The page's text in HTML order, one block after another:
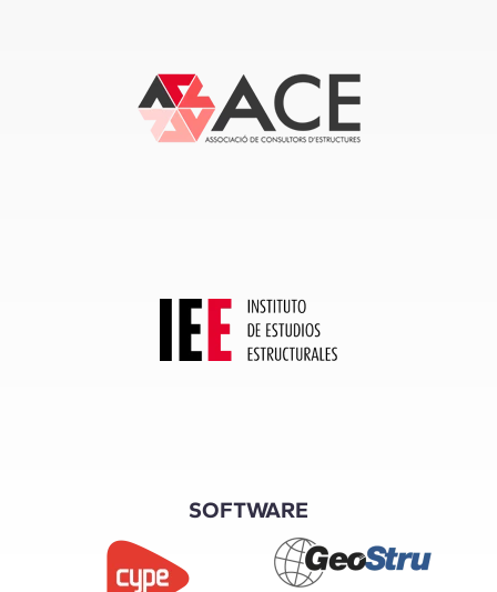
SOFTWARE